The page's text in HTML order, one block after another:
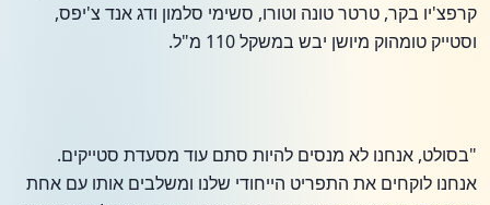
קרפצ'יו בקר, טרטר טונה וטורו, סשימי סלמון ודג אנד צ'יפס,
וסטייק טומהוק מיושן יבש במשקל 110 מ"ל.
"בסולט, אנחנו לא מנסים להיות סתם עוד מסעדת סטייקים.
אנחנו לוקחים את התפריט הייחודי שלנו ומשלבים אותו עם אחת